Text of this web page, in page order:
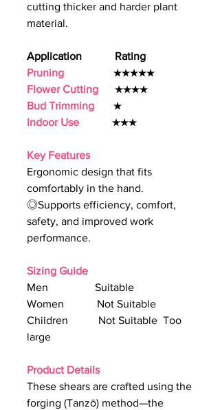
cutting thicker and harder plant
material.
Application Rating
Pruning
★★★★★
Flower Cutting ★★★★
Bud Trimming ★
Indoor Use ★★★
Key Features
Ergonomic design that fits
comfortably in the hand.
◎Supports efficiency, comfort,
safety, and improved work
performance.
Sizing Guide
Men Suitable
Women Not Suitable
Children Not Suitable Too
large
Product Details
These shears are crafted using the
forging (Tanzō) method—the